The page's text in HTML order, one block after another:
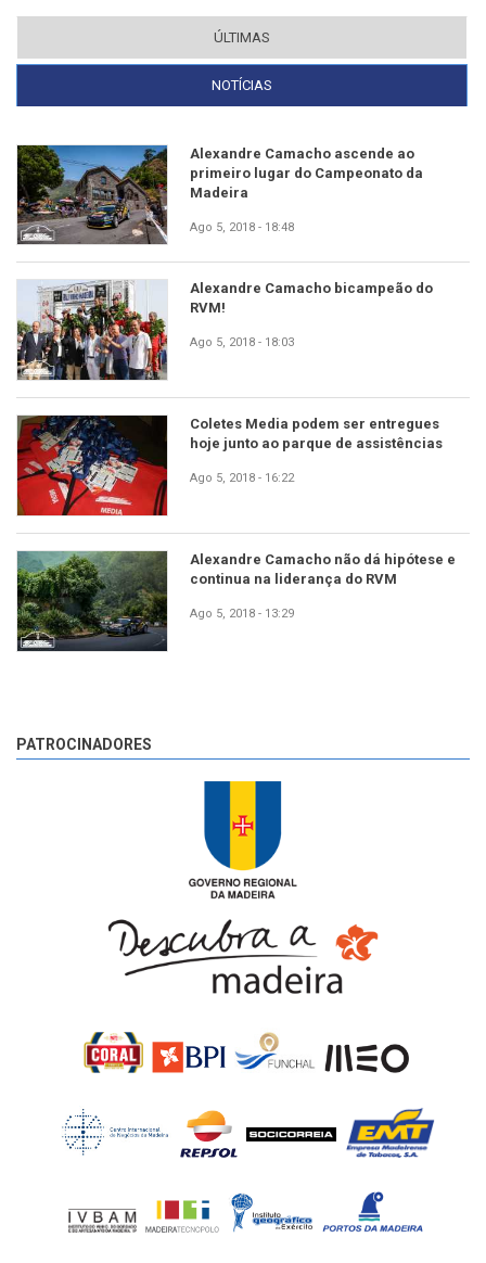
ÚLTIMAS
NOTÍCIAS
Alexandre Camacho ascende ao
primeiro lugar do Campeonato da
Madeira
Ago 5, 2018 - 18:48
Alexandre Camacho bicampeão do
RVM!
Ago 5, 2018 - 18:03
Coletes Media podem ser entregues
hoje junto ao parque de assistências
Ago 5, 2018 - 16:22
Alexandre Camacho não dá hipótese e
continua na liderança do RVM
Ago 5, 2018 - 13:29
PATROCINADORES